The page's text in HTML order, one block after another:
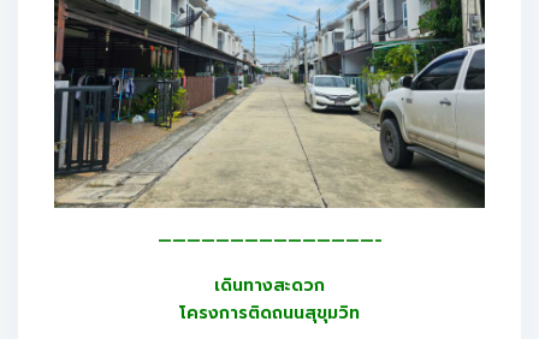
———————————————-
เดินทางสะดวก
โครงการติดถนนสุขุมวิท